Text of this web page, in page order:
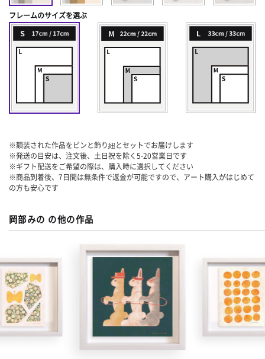
フレームのサイズを選ぶ
※額装された作品をピンと飾り紐とセットでお届けします
※発送の目安は、注文後、土日祝を除く5-20営業日です
※ギフト配送をご希望の際は、購入時に選択してください
※商品到着後、7日間は無条件で返金が可能ですので、アート購入がはじめて
の方も安心です
岡部みの の他の作品